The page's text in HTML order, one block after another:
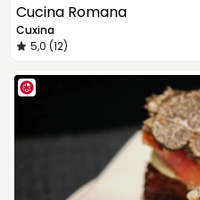
Cucina Romana
Cuxina
5,0 (12)